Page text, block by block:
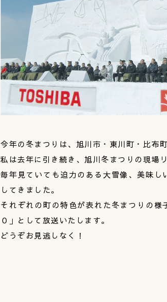
今年の冬まつりは、旭川市・東川町・比布
私は去年に引き続き、旭川冬まつりの現場
毎年見ていても迫力のある大雪像、美味
してきました。
それぞれの町の特色が表れた冬まつりの
０」として放送いたします。
どうぞお見逃しなく！